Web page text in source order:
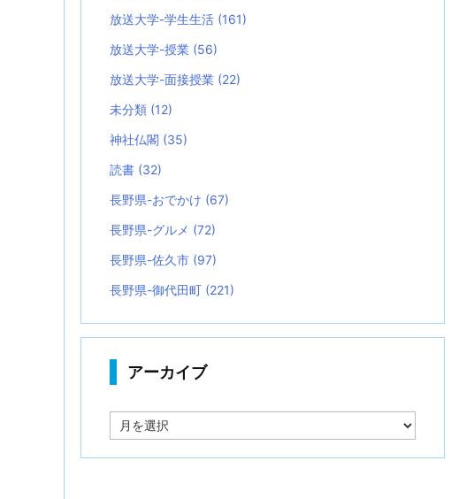
放送大学-学生生活 (161)
放送大学-授業 (56)
放送大学-面接授業 (22)
未分類 (12)
神社仏閣 (35)
読書 (32)
長野県-おでかけ (67)
長野県-グルメ (72)
長野県-佐久市 (97)
長野県-御代田町 (221)
アーカイブ
ー